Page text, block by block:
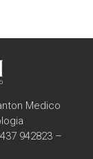
Medico
942823 –